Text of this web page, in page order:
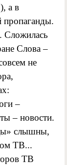
а в
пропаганды.
Сложилась
Слова –
не
–
– новости.
слышны,
ТВ...
ТВ